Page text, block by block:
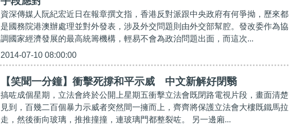
資深傳媒人阮紀宏近日在報章撰文指，香港反對派跟中央政府有何爭拗，歷來都
是國務院港澳辦處理並對外發表，涉及外交問題則由外交部幫腔。發改委作為協
調國家經濟發展的最高統籌機構，輕易不會為政治問題出面，而這次...
2014-07-10 08:00:00
【笑聞一分鐘】衝擊死撐和平示威 中文新解好閉翳
搞咗成個星期，立法會終於公開上星期五衝擊立法會既閉路電視片段，畫面清楚
見到，百幾二百個暴力示威者突然間一擁而上，齊齊將保護立法會大樓既鐵馬拉
走，然後衝向玻璃，推推撞撞，連玻璃門都整裂咗。 另一邊廂...